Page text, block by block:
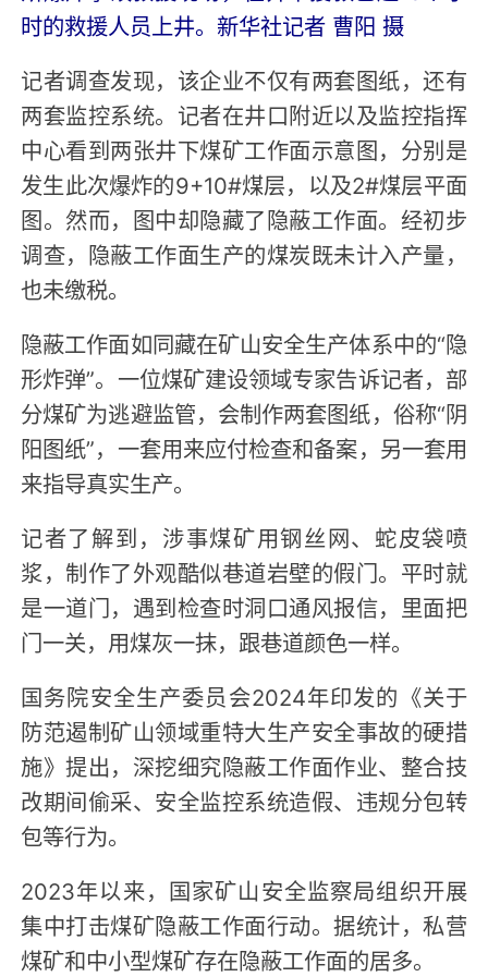
时的救援人员上井。新华社记者 曹阳 摄
记者调查发现，该企业不仅有两套图纸，还有
两套监控系统。记者在井口附近以及监控指挥
中心看到两张井下煤矿工作面示意图，分别是
发生此次爆炸的9+10#煤层，以及2#煤层平面
图。然而，图中却隐藏了隐蔽工作面。经初步
调查，隐蔽工作面生产的煤炭既未计入产量，
也未缴税。
隐蔽工作面如同藏在矿山安全生产体系中的“隐
形炸弹”。一位煤矿建设领域专家告诉记者，部
分煤矿为逃避监管，会制作两套图纸，俗称“阴
阳图纸”，一套用来应付检查和备案，另一套用
来指导真实生产。
记者了解到，涉事煤矿用钢丝网、蛇皮袋喷
浆，制作了外观酷似巷道岩壁的假门。平时就
是一道门，遇到检查时洞口通风报信，里面把
门一关，用煤灰一抹，跟巷道颜色一样。
国务院安全生产委员会2024年印发的《关于
防范遏制矿山领域重特大生产安全事故的硬措
施》提出，深挖细究隐蔽工作面作业、整合技
改期间偷采、安全监控系统造假、违规分包转
包等行为。
2023年以来，国家矿山安全监察局组织开展
集中打击煤矿隐蔽工作面行动。据统计，私营
煤矿和中小型煤矿存在隐蔽工作面的居多。